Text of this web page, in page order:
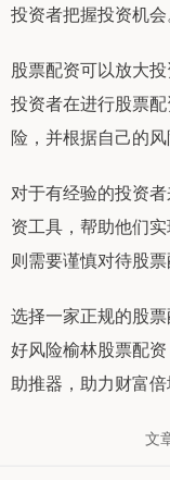
投资者把握投资机会
股票配资可以放大
投资者在进行股票
险，并根据自己的
对于有经验的投资
资工具，帮助他们
则需要谨慎对待股
选择一家正规的股
好风险榆林股票配
助推器，助力财富倍
文